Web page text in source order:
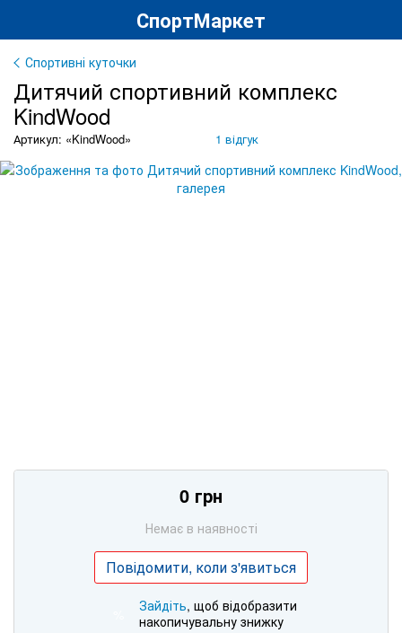
СпортМаркет
Спортивні куточки
Дитячий спортивний комплекс
KindWood
Артикул: «KindWood» 1 відгук
0 грн
Немає в наявності
Повідомити, коли з'явиться
Зайдіть, щоб відобразити
накопичувальну знижку